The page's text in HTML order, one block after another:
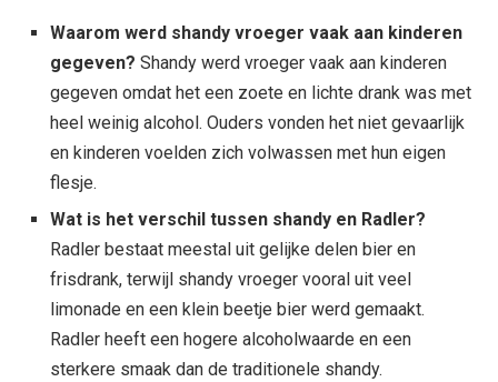
Waarom werd shandy vroeger vaak aan kinderen
gegeven? Shandy werd vroeger vaak aan kinderen
gegeven omdat het een zoete en lichte drank was met
heel weinig alcohol. Ouders vonden het niet gevaarlijk
en kinderen voelden zich volwassen met hun eigen
flesje.
Wat is het verschil tussen shandy en Radler?
Radler bestaat meestal uit gelijke delen bier en
frisdrank, terwijl shandy vroeger vooral uit veel
limonade en een klein beetje bier werd gemaakt.
Radler heeft een hogere alcoholwaarde en een
sterkere smaak dan de traditionele shandy.